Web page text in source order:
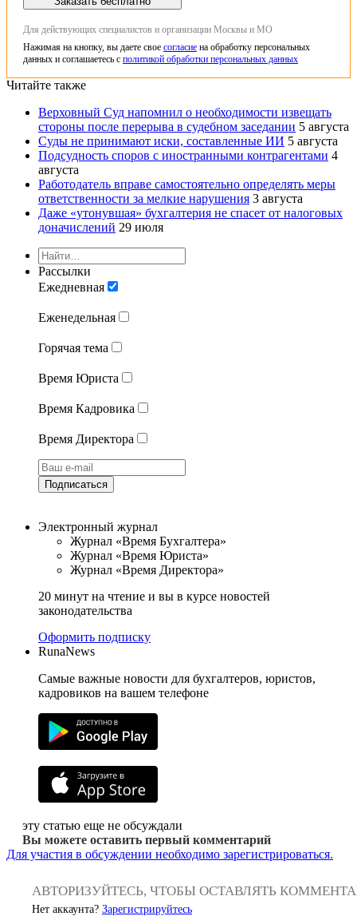
Для действующих специалистов и организации Москвы и МО
Нажимая на кнопку, вы даете свое согласие на обработку персональных
данных и соглашаетесь с политикой обработки персональных данных
Читайте также
Верховный Суд напомнил о необходимости извещать
стороны после перерыва в судебном заседании 5 августа
Суды не принимают иски, составленные ИИ 5 августа
Подсудность споров с иностранными контрагентами 4
августа
Работодатель вправе самостоятельно определять меры
ответственности за мелкие нарушения 3 августа
Даже «утонувшая» бухгалтерия не спасет от налоговых
доначислений 29 июля
Рассылки
Ежедневная
Еженедельная
Горячая тема
Время Юриста
Время Кадровика
Время Директора
Подписаться
Электронный журнал
Журнал «Время Бухгалтера»
Журнал «Время Юриста»
Журнал «Время Директора»
20 минут на чтение и вы в курсе новостей
законодательства
Оформить подписку
RunaNews
Самые важные новости для бухгалтеров, юристов,
кадровиков на вашем телефоне
эту статью еще не обсуждали
Вы можете оставить первый комментарий
Для участия в обсуждении необходимо зарегистрироваться.
АВТОРИЗУЙТЕСЬ, ЧТОБЫ ОСТАВЛЯТЬ
Нет аккаунта? Зарегистрируйтесь